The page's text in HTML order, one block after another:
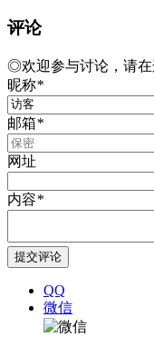
评论
◎欢迎参与讨论，请在
昵称*
邮箱*
网址
内容*
QQ
微信